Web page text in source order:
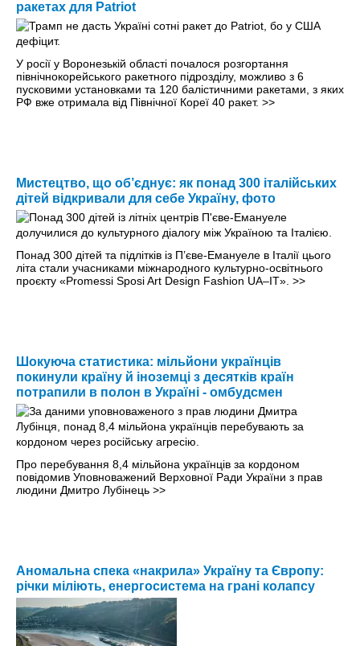
ракетах для Patriot
У росії у Воронезькій області почалося розгортання
північнокорейського ракетного підрозділу, можливо з 6
пусковими установками та 120 балістичними ракетами, з яких
РФ вже отримала від Північної Кореї 40 ракет. >>
Мистецтво, що об’єднує: як понад 300 італійських
дітей відкривали для себе Україну, фото
Понад 300 дітей та підлітків із П’єве-Емануеле в Італії цього
літа стали учасниками міжнародного культурно-освітнього
проєкту «Promessi Sposi Art Design Fashion UA–IT». >>
Шокуюча статистика: мільйони українців
покинули країну й іноземці з десятків країн
потрапили в полон в Україні - омбудсмен
Про перебування 8,4 мільйона українців за кордоном
повідомив Уповноважений Верховної Ради України з прав
людини Дмитро Лубінець >>
Аномальна спека «накрила» Україну та Європу:
річки міліють, енергосистема на грані колапсу